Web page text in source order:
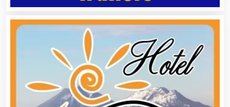
Boutiques
Buceo
Cafeterías